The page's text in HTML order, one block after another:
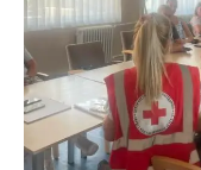
ТИМ ЗА ОДГОВОР